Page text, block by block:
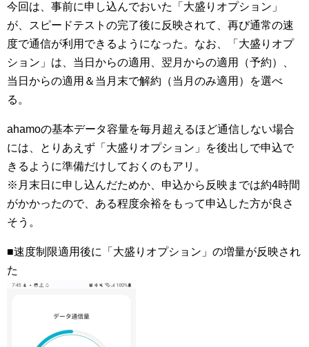
今回は、事前に申し込んでおいた「大盛りオプション」
が、スピードテストの完了後に反映されて、再び通常の速
度で通信が利用できるようになった。なお、「大盛りオプ
ション」は、当日からの適用、翌月からの適用（予約）、
当日からの適用＆当月末で解約（当月のみ適用）を選べ
る。
ahamoの基本データ容量を毎月超えるほど通信しない場合
には、とりあえず「大盛りオプション」を後出しで申込で
きるように準備だけしておくのもアリ。
※月末日に申し込んだためか、申込から反映までは約4時間
がかかったので、ある程度余裕をもって申込した方が良さ
そう。
■速度制限適用後に「大盛りオプション」の増量が反映され
た